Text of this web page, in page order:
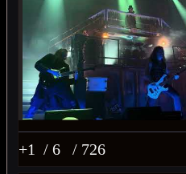
+1 / 6 / 726